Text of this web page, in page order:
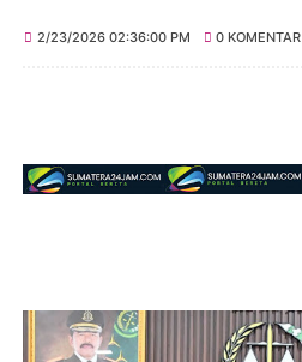
2/23/2026 02:36:00 PM 0 KOMENTAR